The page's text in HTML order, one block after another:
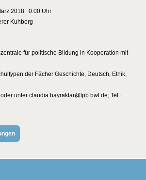
2018 0:00 Uhr
Kuhberg
für politische Bildung in Kooperation mit
der Fächer Geschichte, Deutsch, Ethik,
unter claudia.bayraktar@lpb.bwl.de; Tel.: